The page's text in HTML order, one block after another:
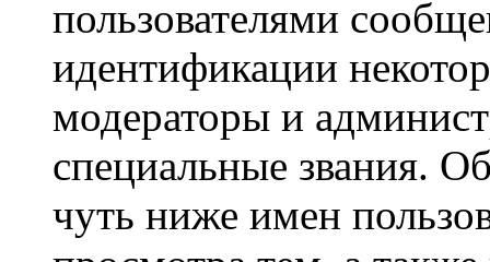
пользователями
идентификации
модераторы и
специальные звания.
чуть ниже имен